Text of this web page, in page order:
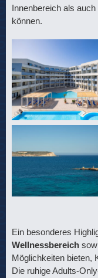
Innenbereich als
können.
Ein besonderes
Wellnessbereich
Möglichkeiten bieten,
Die ruhige Adults-